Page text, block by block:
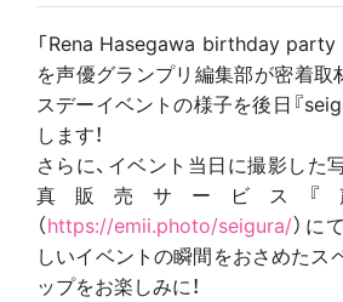
「Rena Hasegawa birthday
を声優グランプリ編集部が密着取
スデーイベントの様子を後日『
します！
さらに、イベント当日に撮影した
真販売サービス『
（https://emii.photo/seigura/）に
しいイベントの瞬間をおさめたス
ップをお楽しみに！